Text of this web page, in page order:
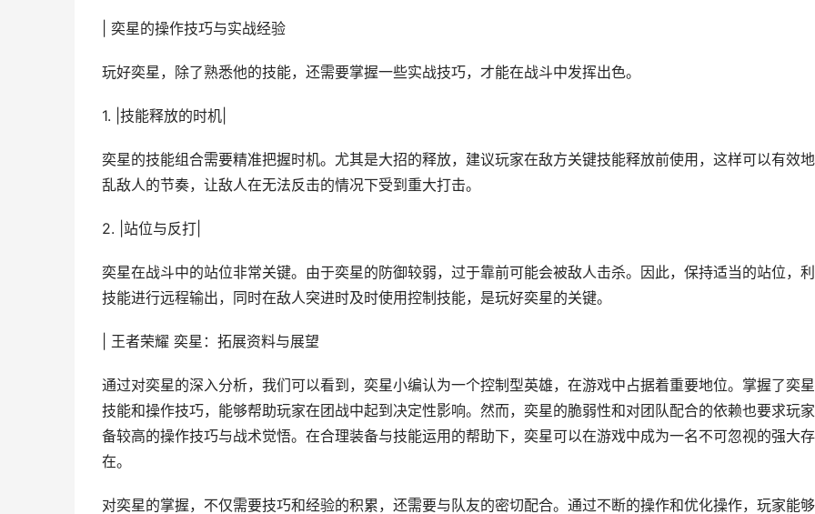
| 奕星的操作技巧与实战经验
玩好奕星，除了熟悉他的技能，还需要掌握一些实战技巧，才能在战斗中发挥出色。
1. |技能释放的时机|
奕星的技能组合需要精准把握时机。尤其是大招的释放，建议玩家在敌方关键技能释放前使用，这样可以有效
乱敌人的节奏，让敌人在无法反击的情况下受到重大打击。
2. |站位与反打|
奕星在战斗中的站位非常关键。由于奕星的防御较弱，过于靠前可能会被敌人击杀。因此，保持适当的站位，
技能进行远程输出，同时在敌人突进时及时使用控制技能，是玩好奕星的关键。
| 王者荣耀 奕星：拓展资料与展望
通过对奕星的深入分析，我们可以看到，奕星小编认为一个控制型英雄，在游戏中占据着重要地位。掌握了奕
技能和操作技巧，能够帮助玩家在团战中起到决定性影响。然而，奕星的脆弱性和对团队配合的依赖也要求玩
备较高的操作技巧与战术觉悟。在合理装备与技能运用的帮助下，奕星可以在游戏中成为一名不可忽视的强大存
在。
对奕星的掌握，不仅需要技巧和经验的积累，还需要与队友的密切配合。通过不断的操作和优化操作，玩家能